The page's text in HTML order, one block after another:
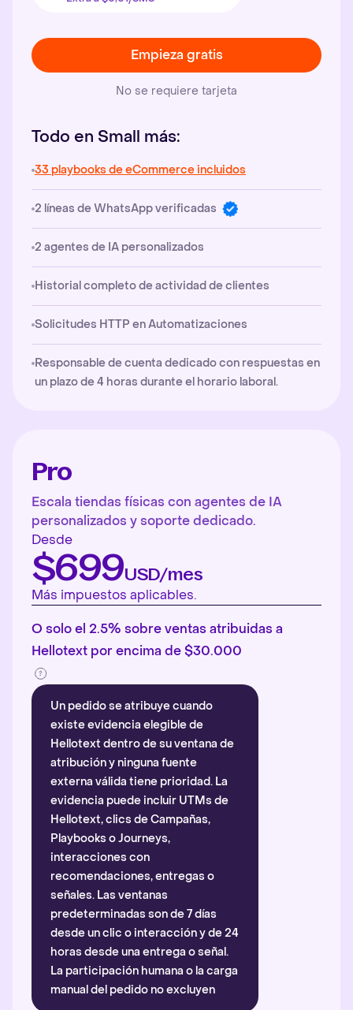
Empieza gratis
No se requiere tarjeta
Todo en Small más:
33 playbooks de eCommerce incluidos
2 líneas de WhatsApp verificadas
2 agentes de IA personalizados
Historial completo de actividad de clientes
Solicitudes HTTP en Automatizaciones
Responsable de cuenta dedicado con respuestas en
un plazo de 4 horas durante el horario laboral.
Pro
Escala tiendas físicas con agentes de IA
personalizados y soporte dedicado.
Desde
$699USD/mes
Más impuestos aplicables.
O solo el 2.5% sobre ventas atribuidas a
Hellotext por encima de $30.000
Un pedido se atribuye cuando
existe evidencia elegible de
Hellotext dentro de su ventana de
atribución y ninguna fuente
externa válida tiene prioridad. La
evidencia puede incluir UTMs de
Hellotext, clics de Campañas,
Playbooks o Journeys,
interacciones con
recomendaciones, entregas o
señales. Las ventanas
predeterminadas son de 7 días
desde un clic o interacción y de 24
horas desde una entrega o señal.
La participación humana o la carga
manual del pedido no excluyen